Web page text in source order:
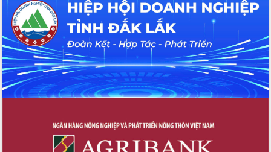
Đắk Lắk: Tôn vinh 46 giải pháp tại Hội
thi Sáng tạo Kỹ thuật 2024 - 2025
Đắk Lắk rà soát, điều chỉnh Đề án 190
về phát triển nuôi trồng thủy sản
Phó Chủ tịch UBND tỉnh Đắk Lắk
Trương Công Thái kiểm tra thực địa
Dự án cao tốc Khánh Hòa - Buôn Ma
Thuột
sản sống” trong dòng chảy toàn cầu
Xây dựng nông thôn mới: Nâng cao đời